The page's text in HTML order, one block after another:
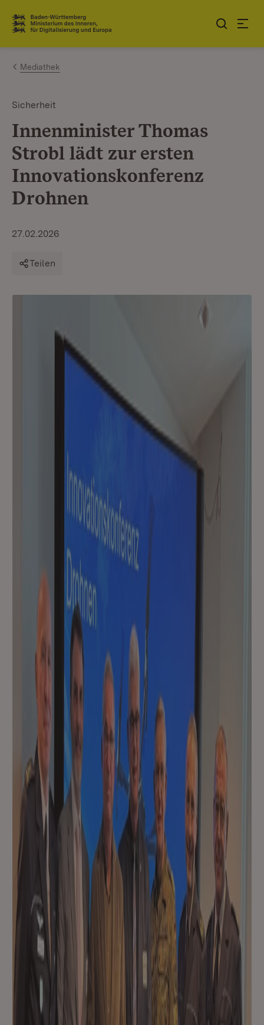
Zum Inhalt springen
Link zur Startseite
Mediathek
Sicherheit
Innenminister Thomas
Strobl lädt zur ersten
Innovationskonferenz
Drohnen
27.02.2026
Teilen